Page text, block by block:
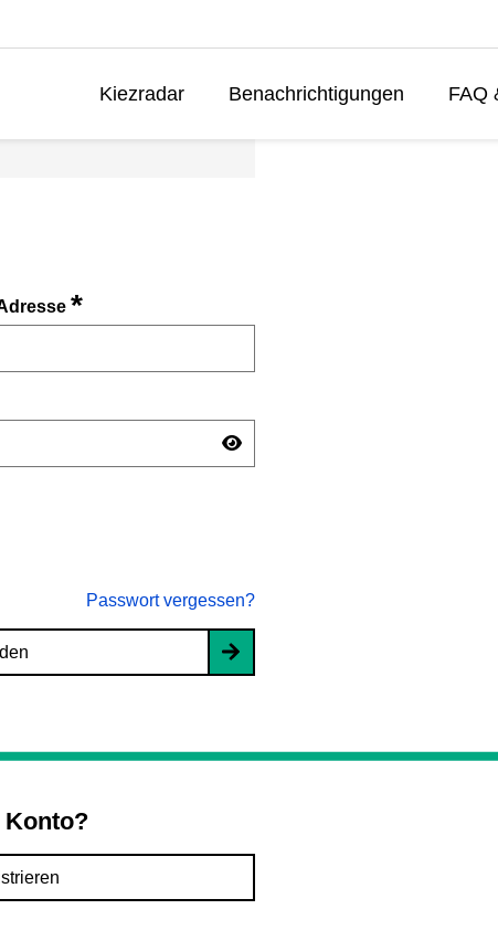
Kiezradar Benachrichtigungen FAQ
*
Passwort vergessen?
Konto?